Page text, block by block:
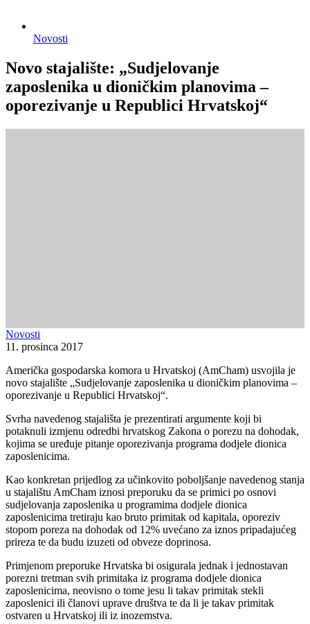
Novosti
Novo stajalište: „Sudjelovanje
zaposlenika u dioničkim planovima –
oporezivanje u Republici Hrvatskoj“
Novosti
11. prosinca 2017
Američka gospodarska komora u Hrvatskoj (AmCham) usvojila je
novo stajalište „Sudjelovanje zaposlenika u dioničkim planovima –
oporezivanje u Republici Hrvatskoj“.
Svrha navedenog stajališta je prezentirati argumente koji bi
potaknuli izmjenu odredbi hrvatskog Zakona o porezu na dohodak,
kojima se uređuje pitanje oporezivanja programa dodjele dionica
zaposlenicima.
Kao konkretan prijedlog za učinkovito poboljšanje navedenog stanja
u stajalištu AmCham iznosi preporuku da se primici po osnovi
sudjelovanja zaposlenika u programima dodjele dionica
zaposlenicima tretiraju kao bruto primitak od kapitala, oporeziv
stopom poreza na dohodak od 12% uvećano za iznos pripadajućeg
prireza te da budu izuzeti od obveze doprinosa.
Primjenom preporuke Hrvatska bi osigurala jednak i jednostavan
porezni tretman svih primitaka iz programa dodjele dionica
zaposlenicima, neovisno o tome jesu li takav primitak stekli
zaposlenici ili članovi uprave društva te da li je takav primitak
ostvaren u Hrvatskoj ili iz inozemstva.